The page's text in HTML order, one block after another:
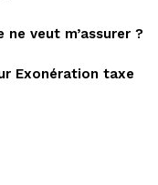
veut m’assurer ?
Exonération taxe